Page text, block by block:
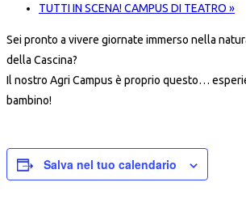
TUTTI IN SCENA! CAMPUS DI TEATRO »
Sei pronto a vivere giornate immerso nella
della Cascina?
Il nostro Agri Campus è proprio questo…
bambino!
Salva nel tuo calendario